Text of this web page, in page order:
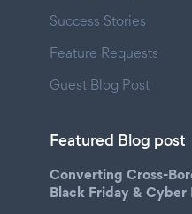
Success Stories
Feature Requests
Guest Blog Post
Featured Blog post
Converting Cross-
Black Friday & Cyber